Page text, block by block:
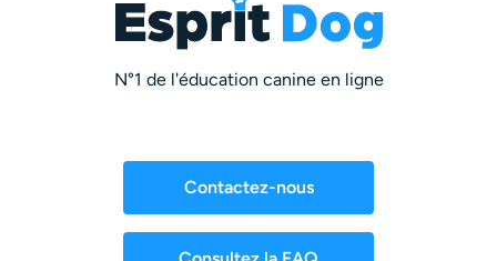
N°1 de l'éducation canine en ligne
Contactez-nous